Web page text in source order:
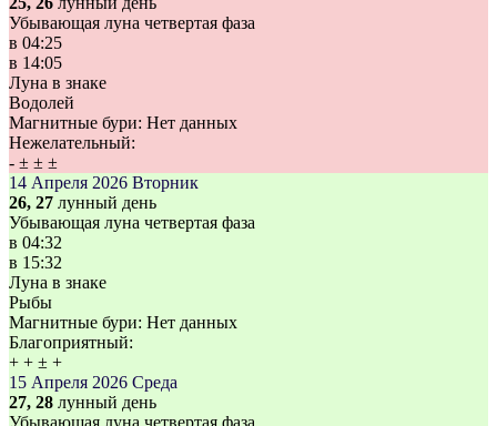
Убывающая луна четвертая фаза
в 04:25
в 14:05
Луна в знаке
Водолей
Магнитные бури: Нет данных
Нежелательный:
- ± ± ±
14 Апреля 2026 Вторник
26, 27 лунный день
Убывающая луна четвертая фаза
в 04:32
в 15:32
Луна в знаке
Рыбы
Магнитные бури: Нет данных
Благоприятный:
+ + ± +
15 Апреля 2026 Среда
27, 28 лунный день